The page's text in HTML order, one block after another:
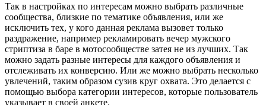
Так в настройках по интересам можно выбрать различные
сообщества, близкие по тематике объявления, или же
исключить тех, у кого данная реклама вызовет только
раздражение, например рекламировать вечер мужского
стриптиза в баре в мотосообществе затея не из лучших. Так
можно задать разные интересы для каждого объявления и
отслеживать их конверсию. Или же можно выбрать несколько
увлечений, таким образом сузив круг охвата. Это делается с
помощью выбора категории интересов, которые пользователь
указывает в своей анкете.